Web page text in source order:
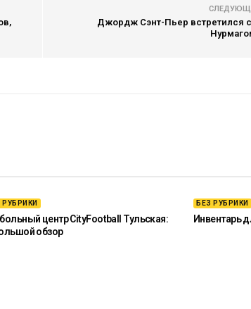
Джордж Сэнт-Пьер встретился
РУБРИКИ
центр CityFootball Тульская:
обзор
БЕЗ РУБРИКИ
Инвентарь